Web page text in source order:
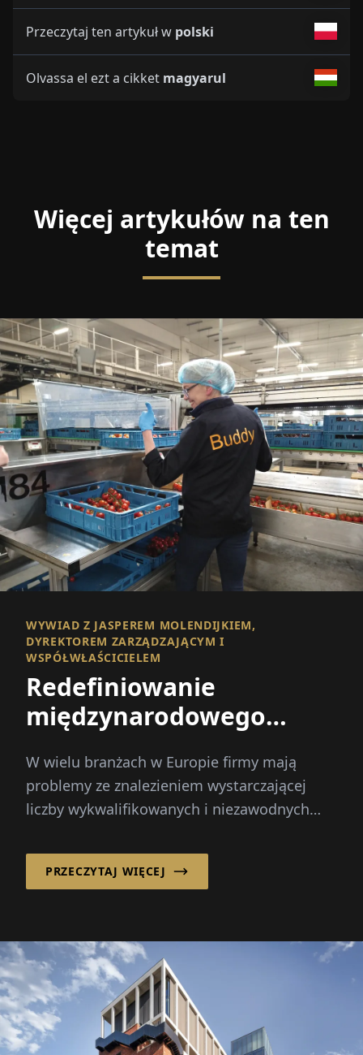
Przeczytaj ten artykuł w polski
Olvassa el ezt a cikket magyarul
Więcej artykułów na ten
temat
WYWIAD Z JASPEREM MOLENDIJKIEM,
DYREKTOREM ZARZĄDZAJĄCYM I
WSPÓŁWŁAŚCICIELEM
Redefiniowanie
międzynarodowego
W wielu branżach w Europie firmy mają
problemy ze znalezieniem wystarczającej
liczby wykwalifikowanych i niezawodnych
demograficzne i...
PRZECZYTAJ WIĘCEJ